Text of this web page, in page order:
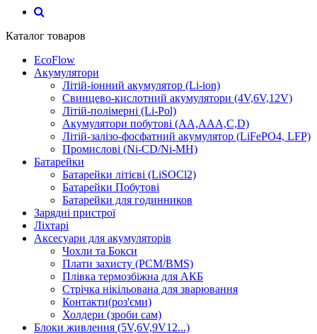
Каталог товаров
EcoFlow
Акумулятори
Літій-іонний акумулятор (Li-ion)
Свинцево-кислотний акумулятори (4V,6V,12V)
Літій-полімерні (Li-Pol)
Акумулятори побутові (AA,AAA,C,D)
Літій-залізо-фосфатний акумулятор (LiFePO4, LFP)
Промислові (Ni-CD/Ni-MH)
Батарейки
Батарейки літієві (LiSOCl2)
Батарейки Побутові
Батарейки для годинников
Зарядні пристрої
Ліхтарі
Аксесуари для акумуляторів
Чохли та Бокси
Плати захисту (PCM/BMS)
Плівка термозбіжна для АКБ
Стрічка нікільована для зварювання
Контакти(роз'єми)
Холдери (зроби сам)
Блоки живлення (5V,6V,9V12...)